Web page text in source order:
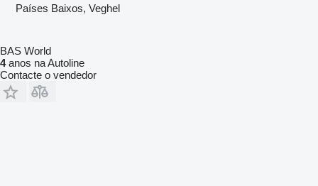
Países Baixos, Veghel
BAS World
4anos na Autoline
Contacte o vendedor